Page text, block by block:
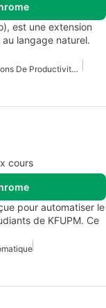
est une extension
langage naturel.
Meilleures Extensions De Productivité Pour Chrome
cours
pour automatiser le
de KFUPM. Ce